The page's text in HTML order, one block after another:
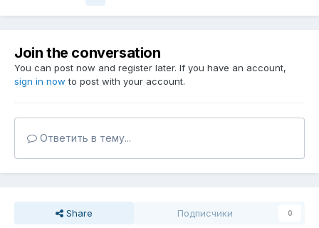
Join the conversation
You can post now and register later. If you have an account,
sign in now to post with your account.
Ответить в тему...
Share Подписчики 0